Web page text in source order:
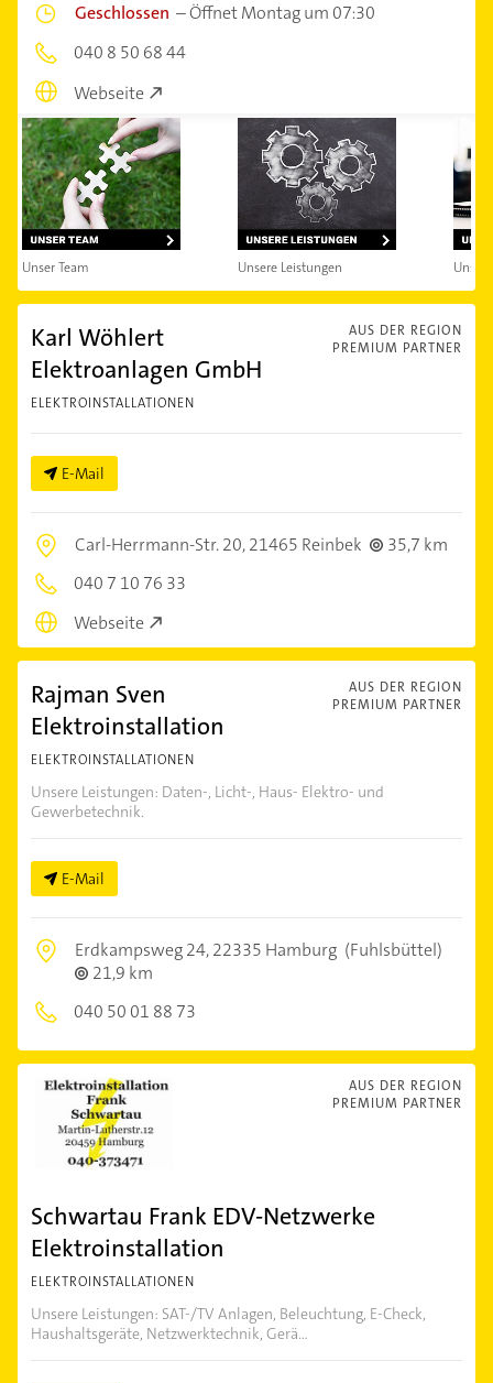
Geschlossen –Öffnet Montag um 07:30
040 8 50 68 44
Webseite
Unser Team Unsere Leistungen
AUS DER REGION
PREMIUM PARTNER
Karl Wöhlert
Elektroanlagen GmbH
ELEKTROINSTALLATIONEN
E-Mail
Carl-Herrmann-Str. 20,21465 Reinbek
35,7 km
040 7 10 76 33
Webseite
AUS DER REGION
PREMIUM PARTNER
Rajman Sven
Elektroinstallation
ELEKTROINSTALLATIONEN
Unsere Leistungen: Daten-, Licht-, Haus- Elektro- und
Gewerbetechnik.
E-Mail
Erdkampsweg 24,22335 Hamburg (Fuhlsbüttel)
21,9 km
040 50 01 88 73
AUS DER REGION
PREMIUM PARTNER
Schwartau Frank EDV-Netzwerke
Elektroinstallation
ELEKTROINSTALLATIONEN
Unsere Leistungen: SAT-/TV Anlagen, Beleuchtung, E-Check,
Haushaltsgeräte, Netzwerktechnik, Gerä...